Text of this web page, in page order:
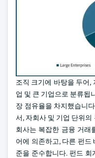
조직 크기에 바탕을 두어,
업 및 큰 기업으로 분류됩
장 점유율을 차지했습니
서, 자회사 및 기업 단위
회사는 복잡한 금융 거래
어에 의존하고, 다른 펀드
준을 준수합니다. 펀드